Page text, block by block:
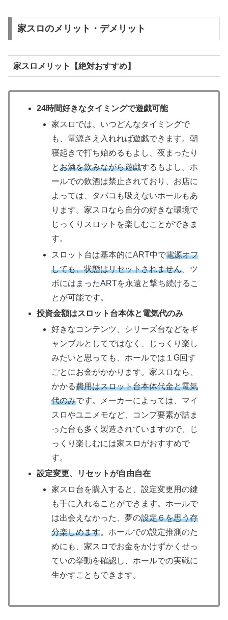
家スロのメリット・デメリット
家スロメリット【絶対おすすめ】
24時間好きなタイミングで遊戯可能
家スロでは、いつどんなタイミングで
も、電源さえ入れれば遊戯できます。朝
寝起きで打ち始めるもよし、夜まったり
とお酒を飲みながら遊戯するもよし。ホ
ールでの飲酒は禁止されており、お店に
よっては、タバコも吸えないホールもあ
ります。家スロなら自分の好きな環境で
じっくりスロットを楽しむことができま
す。
スロット台は基本的にART中で電源オフ
しても、状態はリセットされません。ツ
ボにはまったARTを永遠と撃ち続けるこ
とが可能です。
投資金額はスロット台本体と電気代のみ
好きなコンテンツ、シリーズ台などをギ
ャンブルとしてではなく、じっくり楽し
みたいと思っても、ホールでは１G回す
ごとにお金がかかります。家スロなら、
かかる費用はスロット台本体代金と電気
代のみです。メーカーによっては、マイ
スロやユニメモなど、コンプ要素が詰ま
った台も多く製造されていますので、じ
っくり楽しむには家スロがおすすめで
す。
設定変更、リセットが自由自在
家スロ台を購入すると、設定変更用の鍵
も手に入れることができます。ホールで
は出会えなかった、夢の設定６を思う存
分楽しめます。ホールでの設定推測のた
めにも、家スロでお金をかけずかくせっ
ていの挙動を確認し、ホールでの実戦に
生かすこともできます。